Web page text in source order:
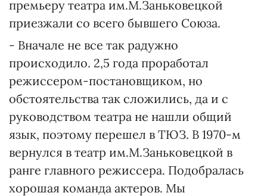
премьеру театра им.М.Заньковецкой
приезжали со всего бывшего Союза.
- Вначале не все так радужно
происходило. 2,5 года проработал
режиссером-постановщиком, но
обстоятельства так сложились, да и с
руководством театра не нашли общий
язык, поэтому перешел в ТЮЗ. В 1970-м
вернулся в театр им.М.Заньковецкой в
ранге главного режиссера. Подобралась
хорошая команда актеров. Мы